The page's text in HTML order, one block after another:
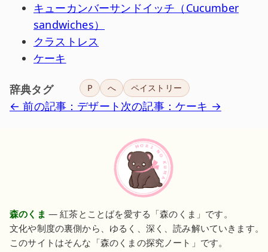
キューカンバーサンドイッチ（Cucumber
sandwiches）
クラストレス
ケーキ
辞典タグ P へ ペイストリー
← 前の記事：デザート 次の記事：ケーキ →
森のくま — 紅茶とことばを愛する「森のくま」です。
文化や制度の裏側から、ゆるく、深く、読み解いていきます。
このサイトはそんな「森のくまの探究ノート」です。